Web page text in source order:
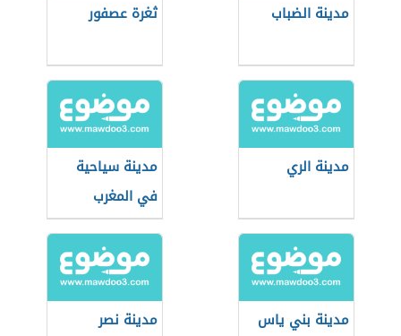
مدينة الضباب ثغرة عصفور
مدينة الري
مدينة سياحية
في المغرب
مدينة بني ياس
مدينة نصر